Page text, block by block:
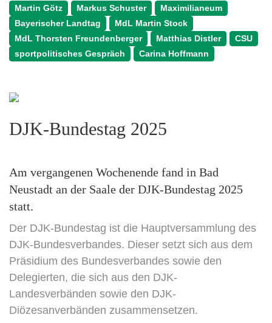
Martin Götz Markus Schuster
Maximilianeum
Bayerischer Landtag
MdL Martin Stock
MdL Thorsten Freundenberger
Matthias Distler
CSU
sportpolitisches Gespräch
Carina Hoffmann
DJK-Bundestag 2025
Am vergangenen Wochenende fand in Bad
Neustadt an der Saale der DJK-Bundestag 2025
statt.
Der DJK-Bundestag ist die Hauptversammlung des
DJK-Bundesverbandes. Dieser setzt sich aus dem
Präsidium des Bundesverbandes sowie den
Delegierten, die sich aus den DJK-
Landesverbänden sowie den DJK-
Diözesanverbänden zusammensetzen.